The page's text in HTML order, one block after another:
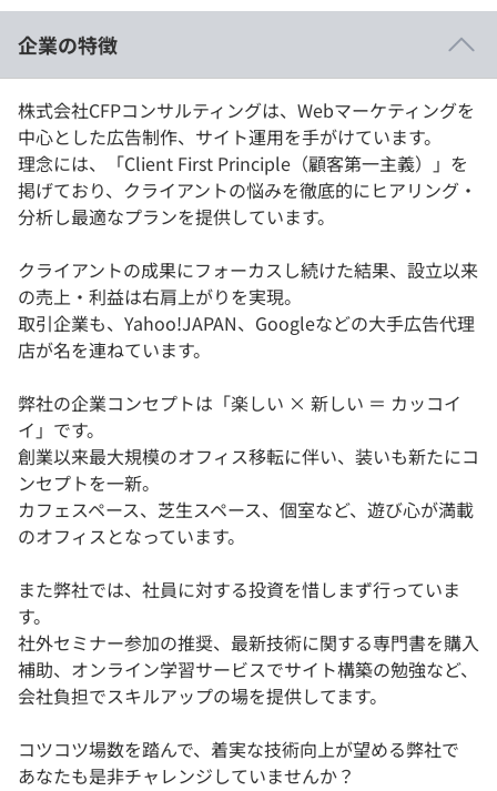
インタビュー
プラン
個人向けプラン
法人向けプラン
契約内容・クーポン
再チャレンジ結果一覧
paiza times
企業の特徴
株式会社CFPコンサルティングは、Webマーケティングを
中心とした広告制作、サイト運用を手がけています。
理念には、「Client First Principle（顧客第一主義）」を
掲げており、クライアントの悩みを徹底的にヒアリング・
分析し最適なプランを提供しています。
クライアントの成果にフォーカスし続けた結果、設立以来
の売上・利益は右肩上がりを実現。
取引企業も、Yahoo!JAPAN、Googleなどの大手広告代理
店が名を連ねています。
弊社の企業コンセプトは「楽しい × 新しい ＝ カッコイ
イ」です。
創業以来最大規模のオフィス移転に伴い、装いも新たにコ
ンセプトを一新。
カフェスペース、芝生スペース、個室など、遊び心が満載
のオフィスとなっています。
また弊社では、社員に対する投資を惜しまず行っていま
す。
社外セミナー参加の推奨、最新技術に関する専門書を購入
補助、オンライン学習サービスでサイト構築の勉強など、
会社負担でスキルアップの場を提供してます。
コツコツ場数を踏んで、着実な技術向上が望める弊社で
あなたも是非チャレンジしていませんか？